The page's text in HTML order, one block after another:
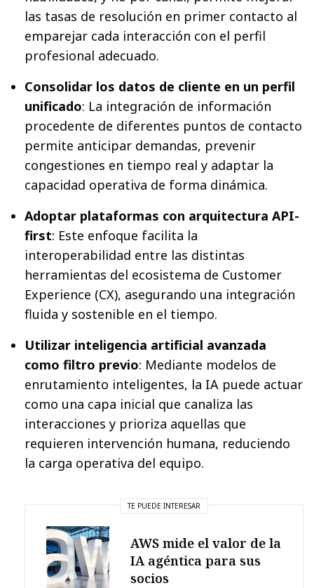
las tasas de resolución en primer contacto al
emparejar cada interacción con el perfil
profesional adecuado.
Consolidar los datos de cliente en un perfil
unificado: La integración de información
procedente de diferentes puntos de contacto
permite anticipar demandas, prevenir
congestiones en tiempo real y adaptar la
capacidad operativa de forma dinámica.
Adoptar plataformas con arquitectura API-
first: Este enfoque facilita la
interoperabilidad entre las distintas
herramientas del ecosistema de Customer
Experience (CX), asegurando una integración
fluida y sostenible en el tiempo.
Utilizar inteligencia artificial avanzada
como filtro previo: Mediante modelos de
enrutamiento inteligentes, la IA puede actuar
como una capa inicial que canaliza las
interacciones y prioriza aquellas que
requieren intervención humana, reduciendo
la carga operativa del equipo.
TE PUEDE INTERESAR
AWS mide el valor de la
IA agéntica para sus
socios